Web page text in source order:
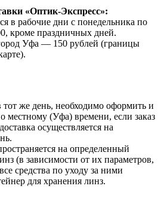
«Оптик-Экспресс»:
в рабочие дни с понедельника по
кроме праздничных дней.
Уфа — 150 рублей (границы
тот же день, необходимо оформить и
местному (Уфа) времени, если заказ
осуществляется на
на определенный
(в зависимости от их параметров,
средства по уходу за ними
для хранения линз.